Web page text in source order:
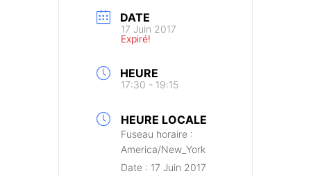
DATE
17 Juin 2017
Expiré!
HEURE
17:30 - 19:15
HEURE LOCALE
Fuseau horaire :
America/New_York
Date : 17 Juin 2017